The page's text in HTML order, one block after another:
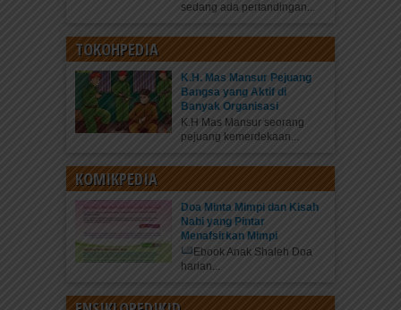
sedang ada pertandingan...
TOKOHPEDIA
K.H. Mas Mansur Pejuang
Bangsa yang Aktif di
Banyak Organisasi
K.H Mas Mansur seorang
pejuang kemerdekaan...
KOMIKPEDIA
Doa Minta Mimpi dan Kisah
Nabi yang Pintar
Menafsirkan Mimpi
Ebook Anak Shaleh Doa
harian...